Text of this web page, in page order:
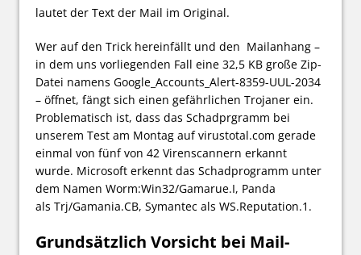
lautet der Text der Mail im Original.
Wer auf den Trick hereinfällt und den Mailanhang –
in dem uns vorliegenden Fall eine 32,5 KB große Zip-
Datei namens Google_Accounts_Alert-8359-UUL-2034
– öffnet, fängt sich einen gefährlichen Trojaner ein.
Problematisch ist, dass das Schadprgramm bei
unserem Test am Montag auf virustotal.com gerade
einmal von fünf von 42 Virenscannern erkannt
wurde. Microsoft erkennt das Schadprogramm unter
dem Namen Worm:Win32/Gamarue.I, Panda
als Trj/Gamania.CB, Symantec als WS.Reputation.1.
Grundsätzlich Vorsicht bei Mail-